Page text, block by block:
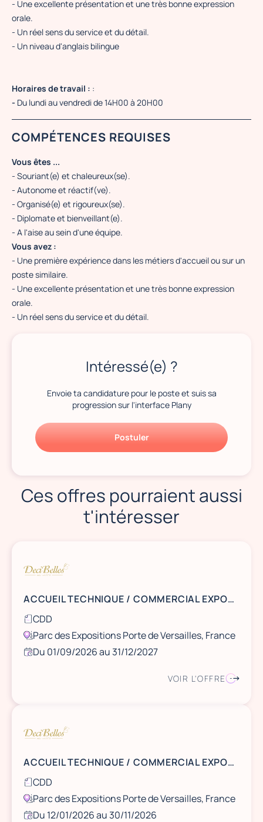
- Une excellente présentation et une très bonne expression
orale.
- Un réel sens du service et du détail.
- Un niveau d'anglais bilingue
Horaires de travail : :
- Du lundi au vendredi de 14H00 à 20H00
COMPÉTENCES REQUISES
Vous êtes ...
- Souriant(e) et chaleureux(se).
- Autonome et réactif(ve).
- Organisé(e) et rigoureux(se).
- Diplomate et bienveillant(e).
- A l'aise au sein d'une équipe.
Vous avez :
- Une première expérience dans les métiers d'accueil ou sur un
poste similaire.
- Une excellente présentation et une très bonne expression
orale.
- Un réel sens du service et du détail.
Intéressé(e) ?
Envoie ta candidature pour le poste et suis sa
progression sur l'interface Plany
Postuler
Ces offres pourraient aussi
t'intéresser
ACCUEIL TECHNIQUE / COMMERCIAL EXPOSANTS 2026
CDD
Parc des Expositions Porte de Versailles, France
Du 01/09/2026 au 31/12/2027
VOIR L'OFFRE
ACCUEIL TECHNIQUE / COMMERCIAL EXPOSANTS 2026
CDD
Parc des Expositions Porte de Versailles, France
Du 12/01/2026 au 30/11/2026